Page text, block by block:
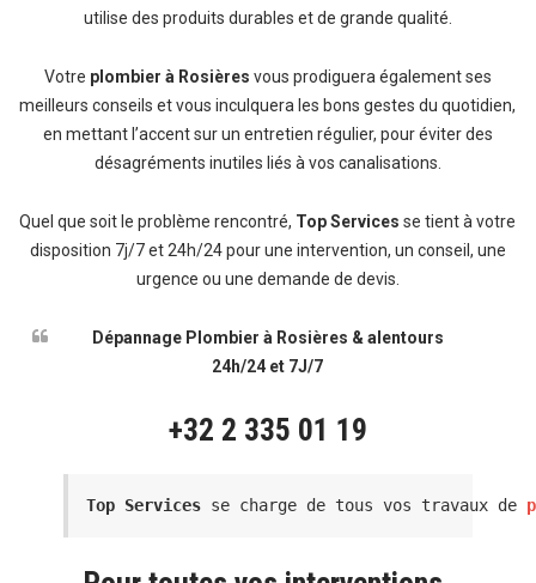
utilise des produits durables et de grande qualité.
Votre plombier à Rosières vous prodiguera également ses
meilleurs conseils et vous inculquera les bons gestes du quotidien,
en mettant l’accent sur un entretien régulier, pour éviter des
désagréments inutiles liés à vos canalisations.
Quel que soit le problème rencontré, Top Servicesse tient à votre
disposition 7j/7 et 24h/24 pour une intervention, un conseil, une
urgence ou une demande de devis.
Dépannage Plombier à Rosières & alentours
24h/24 et 7J/7
+32 2 335 01 19
Top Services se charge de tous vos travaux de